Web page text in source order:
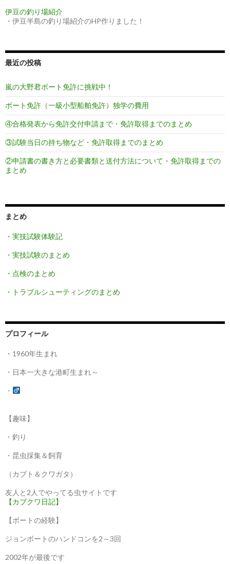
ー
シ
ン
伊豆の釣り場紹介
・伊豆半島の釣り場紹介のHP作りました！
最近の投稿
嵐の大野君ボート免許に挑戦中！
ボート免許（一級小型船舶免許）独学の費用
④合格発表から免許交付申請まで・免許取得までのまとめ
③試験当日の持ち物など・免許取得までのまとめ
②申請書の書き方と必要書類と送付方法について・免許取得までの
まとめ
まとめ
・実技試験体験記
・実技試験のまとめ
・点検のまとめ
・トラブルシューティングのまとめ
プロフィール
・1960年生まれ
・日本一大きな港町生まれ～
・
【趣味】
・釣り
・昆虫採集＆飼育
（カブト＆クワガタ）
友人と2人でやってる虫サイトです
【カブクワ日記】
【ボートの経験】
ジョンボートのハンドコンを2～3回
2002年が最後です